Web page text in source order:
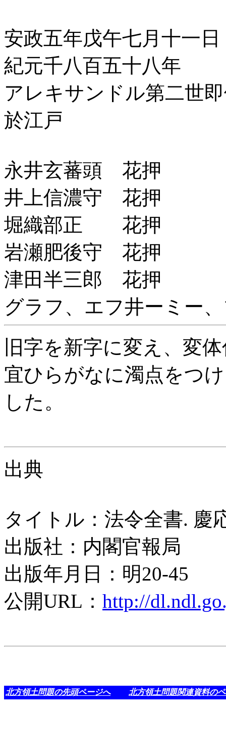
安政五年戊午七月十一日
紀元千八百五十八年
アレキサンドル第二世
於江戸
永井玄蕃頭 花押
井上信濃守 花押
堀織部正 花押
岩瀬肥後守 花押
津田半三郎 花押
グラフ、エフ井ーミー
旧字を新字に変え、変
宜ひらがなに濁点をつ
した。
出典
タイトル：法令全書. 慶
出版社：内閣官報局
出版年月日：明20-45
公開URL： http://
北方領土問題の先頭ページへ 北方領土問題関連資料の